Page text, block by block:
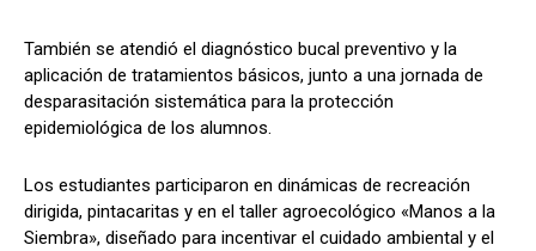
También se atendió el diagnóstico bucal preventivo y la
aplicación de tratamientos básicos, junto a una jornada de
desparasitación sistemática para la protección
epidemiológica de los alumnos.
Los estudiantes participaron en dinámicas de recreación
dirigida, pintacaritas y en el taller agroecológico «Manos a la
Siembra», diseñado para incentivar el cuidado ambiental y el